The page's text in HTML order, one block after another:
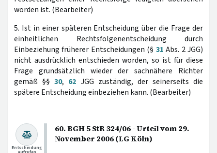
worden ist. (Bearbeiter)
5. Ist in einer späteren Entscheidung über die Frage der
einheitlichen Rechtsfolgenentscheidung durch
Einbeziehung früherer Entscheidungen (§ 31 Abs. 2 JGG)
nicht ausdrücklich entschieden worden, so ist für diese
Frage grundsätzlich wieder der sachnähere Richter
gemäß §§30, 62 JGG zuständig, der seinerseits die
spätere Entscheidung einbeziehen kann. (Bearbeiter)
60. BGH 5 StR 324/06 - Urteil vom 29.
November 2006 (LG Köln)
Entscheidung